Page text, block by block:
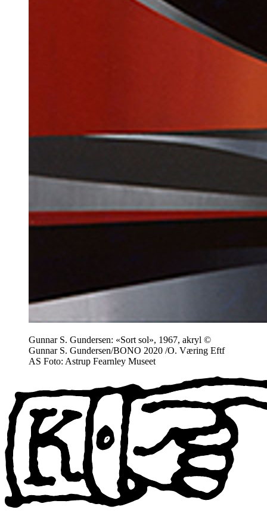
Gunnar S. Gundersen: «Sort sol», 1967, akryl ©
Gunnar S. Gundersen/BONO 2020 /O. Væring Eftf
AS Foto: Astrup Fearnley Museet